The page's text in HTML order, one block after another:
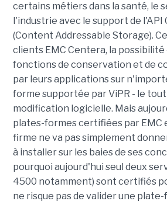
certains métiers dans la santé, le
l'industrie avec le support de l'API
(Content Addressable Storage).
clients EMC Centera, la
fonctions de conservation et de
par leurs applications sur
forme supportée par ViPR - le tout
modification logicielle. Mais
plates-formes certifiées par EMC
firme ne va pas simplement
à installer sur les baies de ses
pourquoi aujourd'hui seul deux
4500 notamment) sont certifiés
ne risque pas de valider une